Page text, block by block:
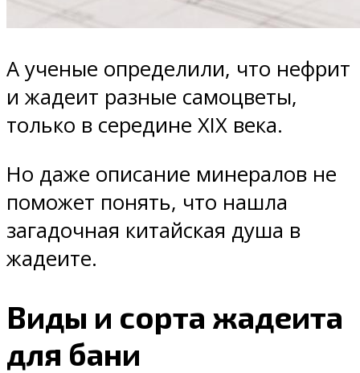
А ученые определили, что нефрит
и жадеит разные самоцветы,
только в середине XIX века.
Но даже описание минералов не
поможет понять, что нашла
загадочная китайская душа в
жадеите.
Виды и сорта жадеита
для бани